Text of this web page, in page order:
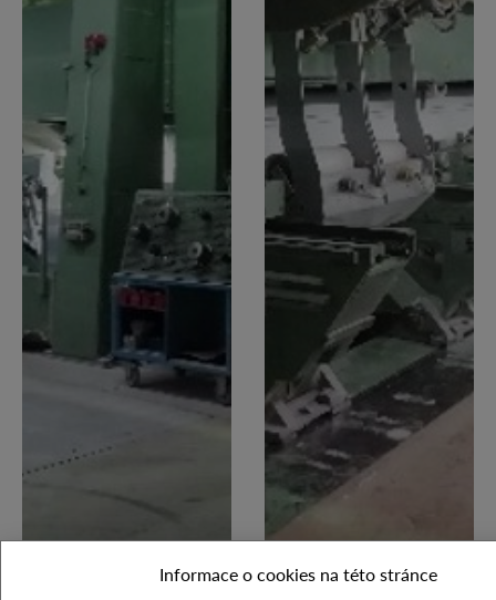
Informace o cookies na této stránce